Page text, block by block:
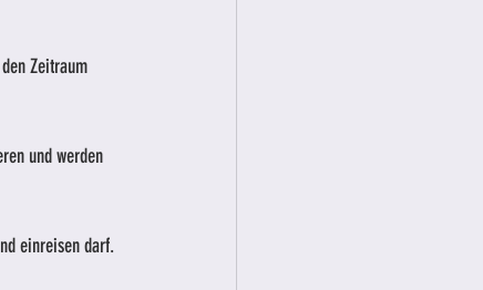
Zeitraum
und werden
einreisen darf.